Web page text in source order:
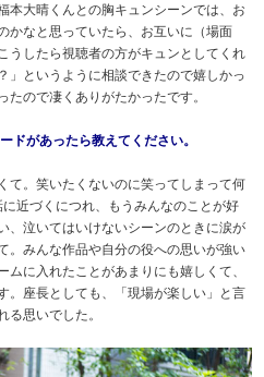
本大晴くんとの胸キュンシーンでは、お
かなと思っていたら、お互いに（場面
うしたら視聴者の方がキュンとしてくれ
」というように相談できたので嬉しかっ
ので凄くありがたかったです。
ドがあったら教えてください。
て。笑いたくないのに笑ってしまって何
近づくにつれ、もうみんなのことが好
、泣いてはいけないシーンのときに涙が
。みんな作品や自分の役への思いが強い
に入れたことがあまりにも嬉しくて、
。座長としても、「現場が楽しい」と言
る思いでした。